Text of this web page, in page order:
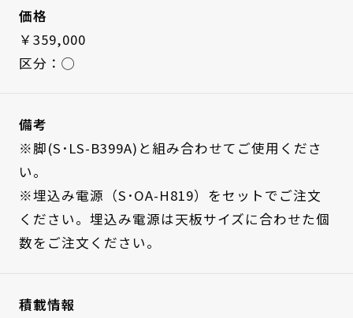
価格
￥359,000
区分：◯
備考
※脚(S･LS-B399A)と組み合わせてご使用くださ
い。
※埋込み電源（S･OA-H819）をセットでご注文
ください。埋込み電源は天板サイズに合わせた個
数をご注文ください。
積載情報